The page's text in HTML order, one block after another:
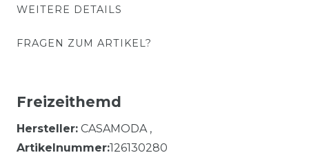
WEITERE DETAILS
FRAGEN ZUM ARTIKEL?
Freizeithemd
Hersteller: CASAMODA ,
Artikelnummer:126130280